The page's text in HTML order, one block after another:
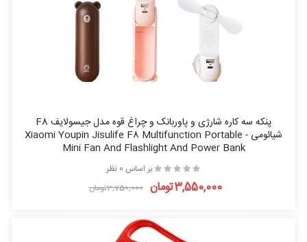
پنکه سه کاره شارژی و پاوربانک و چراغ قوه مدل جیسولایف F8
شیائومی - Xiaomi Youpin Jisulife F8 Multifunction Portable
Mini Fan And Flashlight And Power Bank
بر اساس 0 نظر
3,550,000تومان 3,750,000تومان